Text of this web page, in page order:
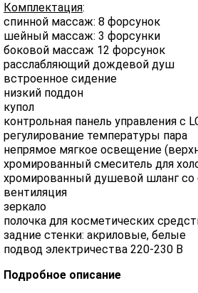
Комплектация:
спинной массаж: 8 форсунок
шейный массаж: 3 форсунки
боковой массаж 12 форсунок
расслабляющий дождевой душ
встроенное сидение
низкий поддон
купол
контрольная панель управления с
регулирование температуры пара
непрямое мягкое освещение
хромированный смеситель для
хромированный душевой шланг со
вентиляция
зеркало
полочка для косметических
задние стенки: акриловые, белые
подвод электричества 220-230 В
Подробное описание